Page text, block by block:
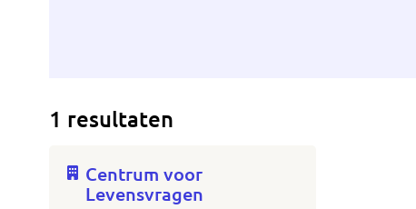
1 resultaten
Centrum voor
Levensvragen